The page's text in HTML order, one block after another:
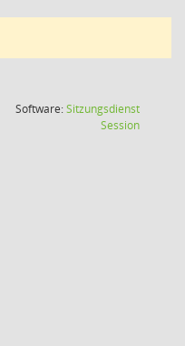
Software:Sitzungsdienst
Session(Wird in